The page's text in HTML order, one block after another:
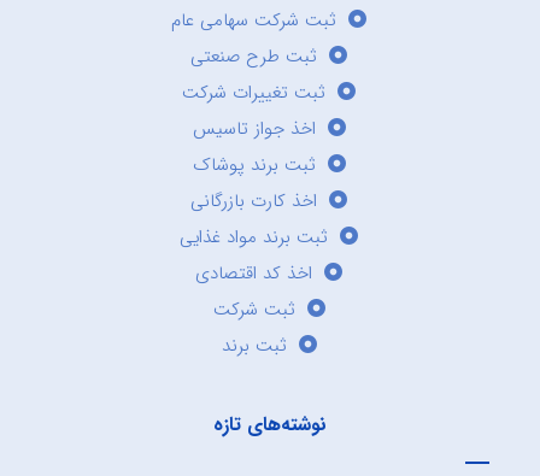
ثبت شرکت سهامی عام
ثبت طرح صنعتی
ثبت تغییرات شرکت
اخذ جواز تاسیس
ثبت برند پوشاک
اخذ کارت بازرگانی
ثبت برند مواد غذایی
اخذ کد اقتصادی
ثبت شرکت
ثبت برند
نوشته‌های تازه